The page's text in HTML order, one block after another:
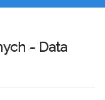
- Data